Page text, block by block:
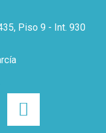
Piso 9 - Int. 930